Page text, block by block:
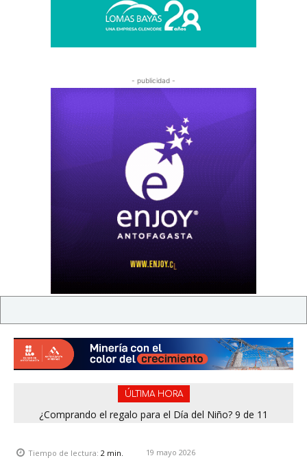
- publicidad -